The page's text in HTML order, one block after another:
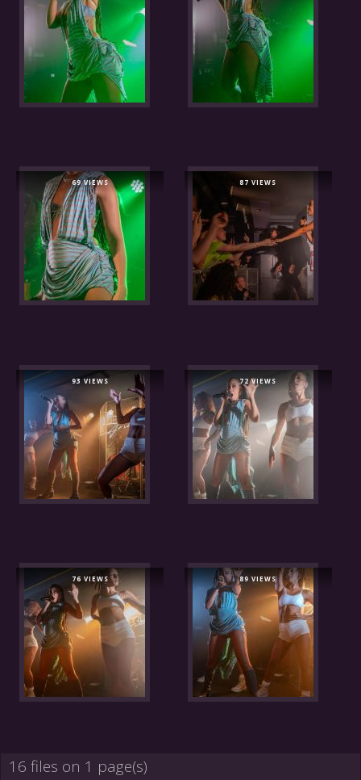
69 VIEWS 87 VIEWS
93 VIEWS 72 VIEWS
76 VIEWS 89 VIEWS
16 files on 1 page(s)